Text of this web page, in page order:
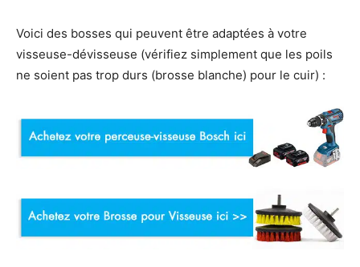
Voici des bosses qui peuvent être adaptées à votre
visseuse-dévisseuse (vérifiez simplement que les poils
ne soient pas trop durs (brosse blanche) pour le cuir) :